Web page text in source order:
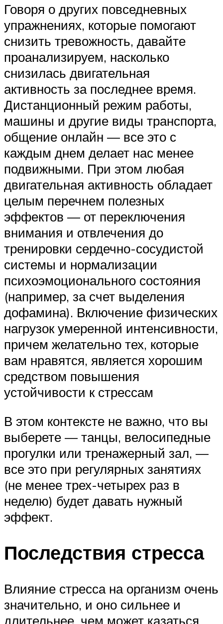
Говоря о других повседневных
упражнениях, которые помогают
снизить тревожность, давайте
проанализируем, насколько
снизилась двигательная
активность за последнее время.
Дистанционный режим работы,
машины и другие виды транспорта,
общение онлайн — все это с
каждым днем делает нас менее
подвижными. При этом любая
двигательная активность обладает
целым перечнем полезных
эффектов — от переключения
внимания и отвлечения до
тренировки сердечно-сосудистой
системы и нормализации
психоэмоционального состояния
(например, за счет выделения
дофамина). Включение физических
нагрузок умеренной интенсивности,
причем желательно тех, которые
вам нравятся, является хорошим
средством повышения
устойчивости к стрессам
В этом контексте не важно, что вы
выберете — танцы, велосипедные
прогулки или тренажерный зал, —
все это при регулярных занятиях
(не менее трех-четырех раз в
неделю) будет давать нужный
эффект.
Последствия стресса
Влияние стресса на организм очень
значительно, и оно сильнее и
длительнее, чем может казаться.